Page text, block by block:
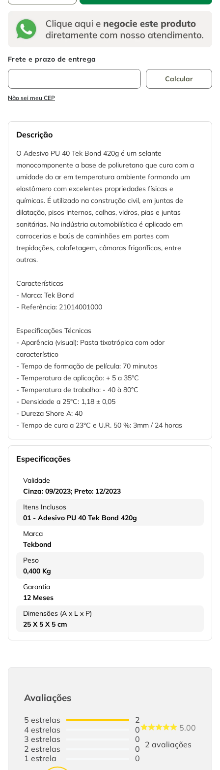
Não sei meu CEP
Descrição
O Adesivo PU 40 Tek Bond 420g é um selante
monocomponente a base de poliuretano que cura com a
umidade do ar em temperatura ambiente formando um
elastômero com excelentes propriedades físicas e
químicas. É utilizado na construção civil, em juntas de
dilatação, pisos internos, calhas, vidros, pias e juntas
sanitárias. Na indústria automobilística é aplicado em
carrocerias e baús de caminhões em partes com
trepidações, calafetagem, câmaras frigoríficas, entre
outras.
Características
- Marca: Tek Bond
- Referência: 21014001000
Especificações Técnicas
- Aparência (visual): Pasta tixotrópica com odor
característico
- Tempo de formação de película: 70 minutos
- Temperatura de aplicação: + 5 a 35°C
- Temperatura de trabalho: - 40 à 80°C
- Densidade a 25°C: 1,18 ± 0,05
- Dureza Shore A: 40
- Tempo de cura a 23°C e U.R. 50 %: 3mm / 24 horas
Especificações
Validade
Cinza: 09/2023; Preto: 12/2023
Itens Inclusos
01 - Adesivo PU 40 Tek Bond 420g
Marca
Tekbond
Peso
0,400 Kg
Garantia
12 Meses
Dimensões (A x L x P)
25 X 5 X 5 cm
Avaliações
5estrelas
4estrelas
3estrelas
2estrelas
1estrela
2
0
0
0
0
5.00
2 avaliações
10º luva